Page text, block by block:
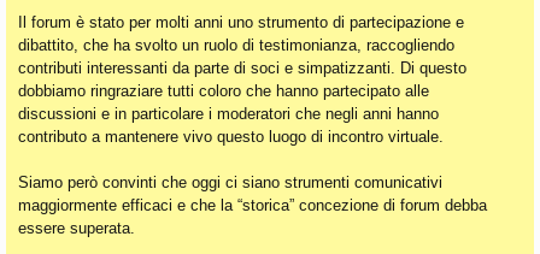
ti
Ra
pi
di
Il forum è stato per molti anni uno strumento di partecipazione e
dibattito, che ha svolto un ruolo di testimonianza, raccogliendo
contributi interessanti da parte di soci e simpatizzanti. Di questo
dobbiamo ringraziare tutti coloro che hanno partecipato alle
discussioni e in particolare i moderatori che negli anni hanno
contributo a mantenere vivo questo luogo di incontro virtuale.
Siamo però convinti che oggi ci siano strumenti comunicativi
maggiormente efficaci e che la “storica” concezione di forum debba
essere superata.